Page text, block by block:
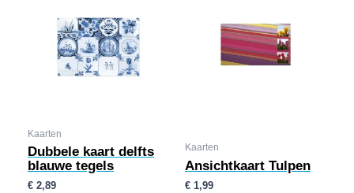
Kaarten
Dubbele kaart delfts
blauwe tegels
€ 2,89
Kaarten
Ansichtkaart Tulpen
€ 1,99